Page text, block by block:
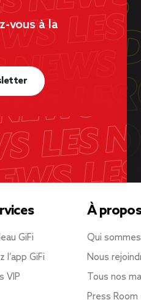
vous à la
GiFi
l’app GiFi
VIP
À
Qui
Nous
Tous nos
Press Room